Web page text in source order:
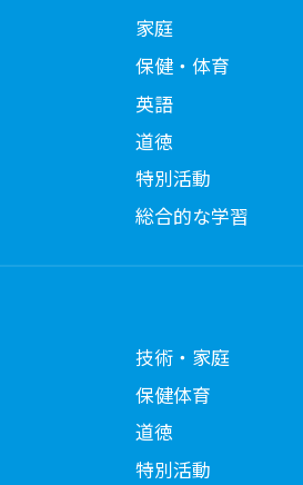
家庭
保健・体育
英語
道徳
特別活動
総合的な学習
技術・家庭
保健体育
道徳
特別活動